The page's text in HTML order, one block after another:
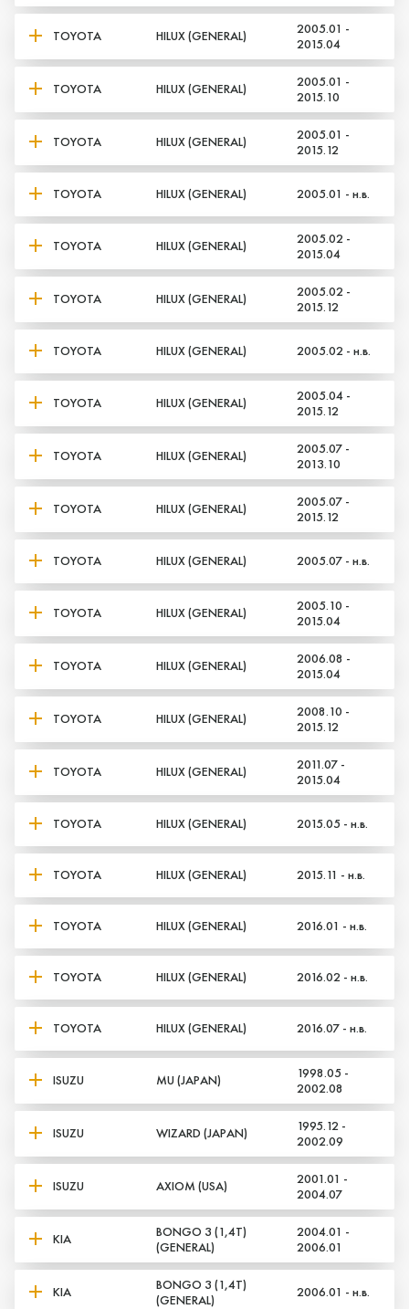
TOYOTA HILUX (GENERAL)
2005.01 -
2015.04
TOYOTA HILUX (GENERAL)
2005.01 -
2015.10
TOYOTA HILUX (GENERAL)
2005.01 -
2015.12
TOYOTA HILUX (GENERAL) 2005.01 - н.в.
TOYOTA HILUX (GENERAL)
2005.02 -
2015.04
TOYOTA HILUX (GENERAL)
2005.02 -
2015.12
TOYOTA HILUX (GENERAL) 2005.02 - н.в.
TOYOTA HILUX (GENERAL)
2005.04 -
2015.12
TOYOTA HILUX (GENERAL)
2005.07 -
2013.10
TOYOTA HILUX (GENERAL)
2005.07 -
2015.12
TOYOTA HILUX (GENERAL) 2005.07 - н.в.
TOYOTA HILUX (GENERAL)
2005.10 -
2015.04
TOYOTA HILUX (GENERAL)
2006.08 -
2015.04
TOYOTA HILUX (GENERAL)
2008.10 -
2015.12
TOYOTA HILUX (GENERAL)
2011.07 -
2015.04
TOYOTA HILUX (GENERAL) 2015.05 - н.в.
TOYOTA HILUX (GENERAL) 2015.11 - н.в.
TOYOTA HILUX (GENERAL) 2016.01 - н.в.
TOYOTA HILUX (GENERAL) 2016.02 - н.в.
TOYOTA HILUX (GENERAL) 2016.07 - н.в.
ISUZU MU (JAPAN)
1998.05 -
2002.08
ISUZU WIZARD (JAPAN)
1995.12 -
2002.09
ISUZU AXIOM (USA)
2001.01 -
2004.07
KIA
BONGO 3 (1,4T)
(GENERAL)
2004.01 -
2006.01
KIA
BONGO 3 (1,4T)
(GENERAL)
2006.01 - н.в.